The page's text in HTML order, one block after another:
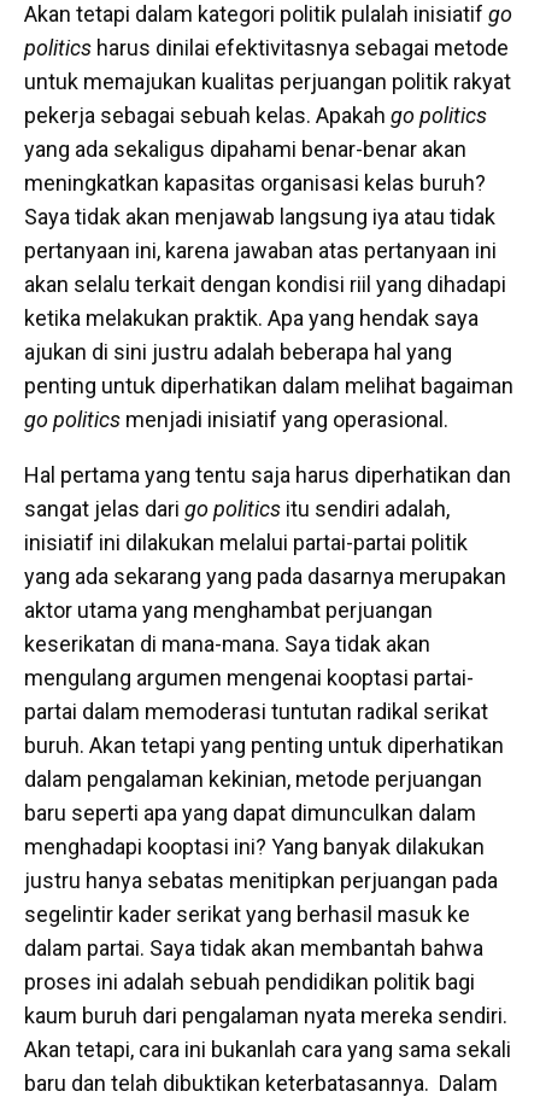
Akan tetapi dalam kategori politik pulalah inisiatif go
politics harus dinilai efektivitasnya sebagai metode
untuk memajukan kualitas perjuangan politik rakyat
pekerja sebagai sebuah kelas. Apakah go politics
yang ada sekaligus dipahami benar-benar akan
meningkatkan kapasitas organisasi kelas buruh?
Saya tidak akan menjawab langsung iya atau tidak
pertanyaan ini, karena jawaban atas pertanyaan ini
akan selalu terkait dengan kondisi riil yang dihadapi
ketika melakukan praktik. Apa yang hendak saya
ajukan di sini justru adalah beberapa hal yang
penting untuk diperhatikan dalam melihat bagaiman
go politics menjadi inisiatif yang operasional.
Hal pertama yang tentu saja harus diperhatikan dan
sangat jelas dari go politics itu sendiri adalah,
inisiatif ini dilakukan melalui partai-partai politik
yang ada sekarang yang pada dasarnya merupakan
aktor utama yang menghambat perjuangan
keserikatan di mana-mana. Saya tidak akan
mengulang argumen mengenai kooptasi partai-
partai dalam memoderasi tuntutan radikal serikat
buruh. Akan tetapi yang penting untuk diperhatikan
dalam pengalaman kekinian, metode perjuangan
baru seperti apa yang dapat dimunculkan dalam
menghadapi kooptasi ini? Yang banyak dilakukan
justru hanya sebatas menitipkan perjuangan pada
segelintir kader serikat yang berhasil masuk ke
dalam partai. Saya tidak akan membantah bahwa
proses ini adalah sebuah pendidikan politik bagi
kaum buruh dari pengalaman nyata mereka sendiri.
Akan tetapi, cara ini bukanlah cara yang sama sekali
baru dan telah dibuktikan keterbatasannya. Dalam